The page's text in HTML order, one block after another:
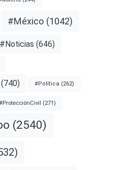
#México (1042)
#Noticias (646)
(740) #Política (262)
(271)
(2540)